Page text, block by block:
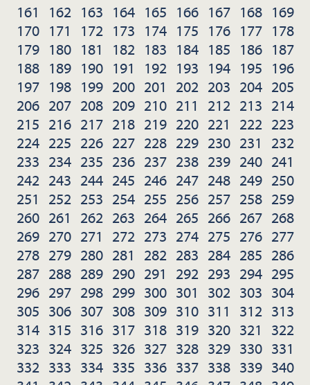
161
162 163 164 165 166 167 168 169
170 171 172 173 174 175 176 177 178
179 180 181 182 183 184 185 186 187
188 189 190 191 192 193 194 195 196
197 198 199 200 201 202 203 204 205
206 207 208 209 210 211 212 213 214
215 216 217 218 219 220 221 222 223
224 225 226 227 228 229 230 231
232
233 234 235 236 237 238 239 240 241
242 243 244 245 246 247 248 249 250
251
252 253 254 255 256 257 258 259
260 261 262 263 264 265 266 267 268
269 270 271 272 273 274 275 276 277
278 279 280 281 282 283 284 285 286
287 288 289 290 291 292 293 294 295
296 297 298 299 300 301 302 303 304
305 306 307 308 309 310 311 312 313
314 315 316 317 318 319 320 321
322
323 324 325 326 327 328 329 330 331
332 333 334 335 336 337 338 339 340